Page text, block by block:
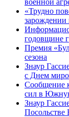
«Трудно
зарождении
годовщине
Премия
сезона
Знаур
с Днем
Сообщение
сил в
Знаур
Посольстве